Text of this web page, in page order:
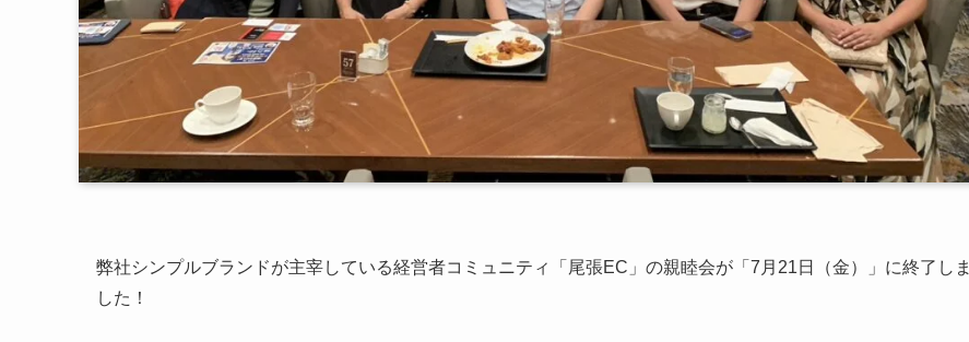
弊社シンプルブランドが主宰している経営者コミュニティ「尾張EC」の親睦会が「7月21日（金）」に終了しま
した！